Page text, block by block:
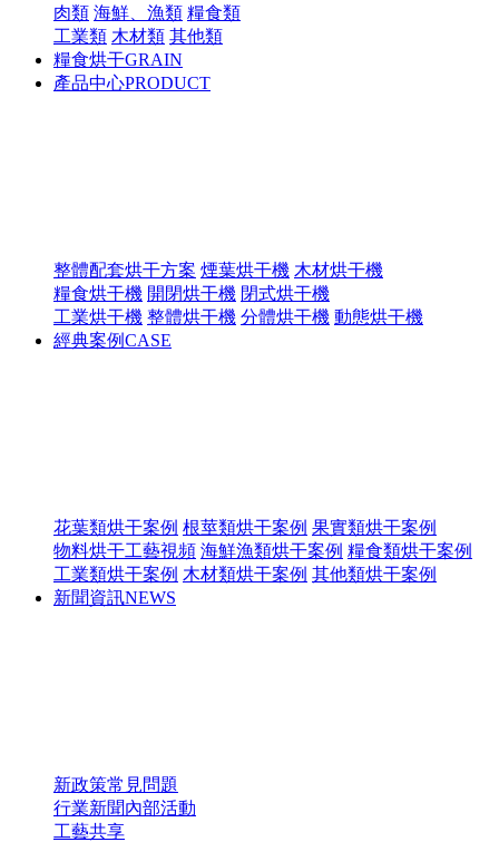
肉類 海鮮、漁類 糧食類
工業類 木材類 其他類
糧食烘干GRAIN
產品中心PRODUCT
整體配套烘干方案 煙葉烘干機 木材烘干機
糧食烘干機 開閉烘干機 閉式烘干機
工業烘干機 整體烘干機 分體烘干機 動態烘干機
經典案例CASE
花葉類烘干案例 根莖類烘干案例 果實類烘干案例
物料烘干工藝視頻 海鮮漁類烘干案例 糧食類烘干案例
工業類烘干案例 木材類烘干案例 其他類烘干案例
新聞資訊NEWS
新政策常見問題
行業新聞內部活動
工藝共享